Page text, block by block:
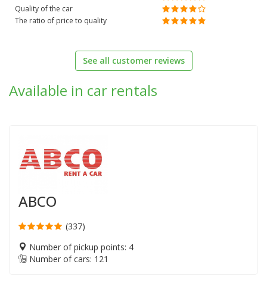
Quality of the car
The ratio of price to quality
See all customer reviews
Available in car rentals
ABCO
(337)
Number of pickup points: 4
Number of cars: 121